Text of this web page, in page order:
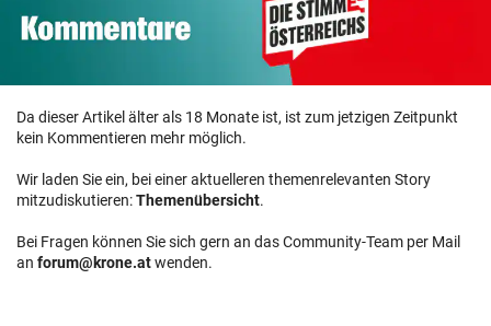
Da dieser Artikel älter als 18 Monate ist, ist zum jetzigen Zeitpunkt
kein Kommentieren mehr möglich.
Wir laden Sie ein, bei einer aktuelleren themenrelevanten Story
mitzudiskutieren:Themenübersicht.
Bei Fragen können Sie sich gern an das Community-Team per Mail
an forum@krone.atwenden.